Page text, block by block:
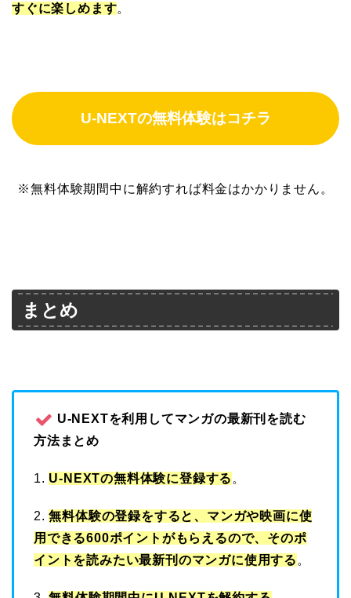
すぐに楽しめます。
U-NEXTの無料体験はコチラ
※無料体験期間中に解約すれば料金はかかりません。
まとめ
U-NEXTを利用してマンガの最新刊を読む
方法まとめ
1. U-NEXTの無料体験に登録する 。
2.無料体験の登録をすると、マンガや映画に使
用できる600ポイントがもらえるので、そのポ
イントを読みたい最新刊のマンガに使用する 。